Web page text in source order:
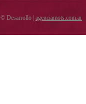
© Desarrollo | agenciamots.com.ar